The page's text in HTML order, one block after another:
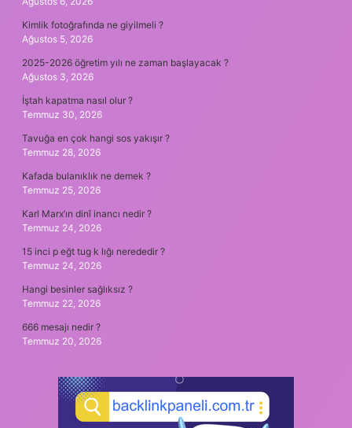
Kimlik fotoğrafında ne giyilmeli ?
Ağustos 5, 2026
2025-2026 öğretim yılı ne zaman başlayacak ?
Ağustos 3, 2026
İştah kapatma nasıl olur ?
Temmuz 30, 2026
Tavuğa en çok hangi sos yakışır ?
Temmuz 28, 2026
Kafada bulanıklık ne demek ?
Temmuz 25, 2026
Karl Marx’ın dinî inancı nedir ?
Temmuz 24, 2026
15 inci p eğt tug k lığı nerededir ?
Temmuz 24, 2026
Hangi besinler sağlıksız ?
Temmuz 22, 2026
666 mesajı nedir ?
Temmuz 20, 2026